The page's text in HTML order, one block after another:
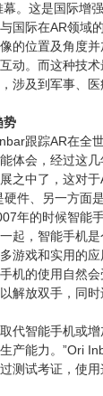
这是国际增
国际在AR领域
位置及角度并
动。而这种技
涉及到军事、
势
跟踪AR在全
体会，经过这
之中了，这对于
、另一方面是
年的时候智能
起，智能手机
戏和实用的应
机的使用自然
解放双手，同
智能手机或增
产能力。”Ori
测试考证，使